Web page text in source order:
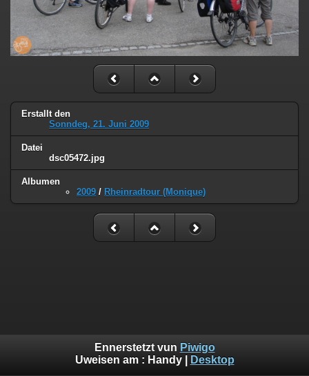
Erstallt den
Sonndeg, 21. Juni 2009
Datei
dsc05472.jpg
Albumen
2009 / Rheinradtour (Monique)
Ennerstetzt vun Piwigo
Uweisen am : Handy| Desktop